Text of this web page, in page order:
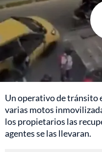
Un operativo de tránsito
varias motos
los propietarios las
agentes se las llevaran.